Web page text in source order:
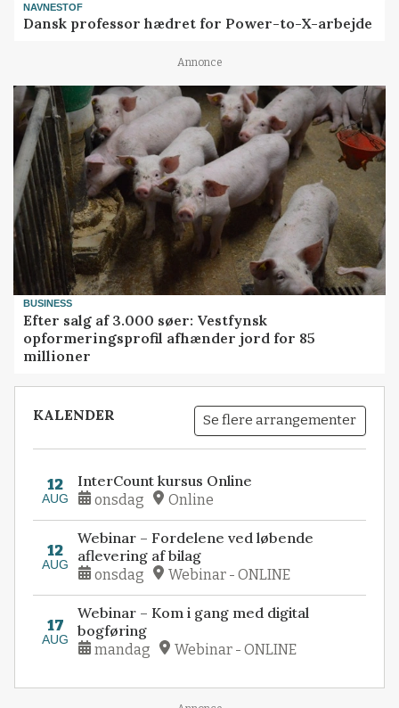
NAVNESTOF
Dansk professor hædret for Power-to-X-arbejde
Annonce
BUSINESS
Efter salg af 3.000 søer: Vestfynsk
opformeringsprofil afhænder jord for 85
millioner
KALENDER Se flere arrangementer
12
AUG
InterCount kursus Online
onsdag Online
12
AUG
Webinar – Fordelene ved løbende
aflevering af bilag
onsdag Webinar - ONLINE
17
AUG
Webinar – Kom i gang med digital
bogføring
mandag Webinar - ONLINE